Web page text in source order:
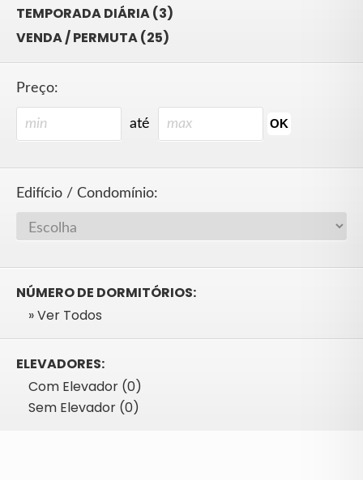
TEMPORADA DIÁRIA (3)
VENDA / PERMUTA (25)
Preço:
até
Edifício / Condomínio:
NÚMERO DE DORMITÓRIOS:
» Ver Todos
ELEVADORES:
Com Elevador (0)
Sem Elevador (0)